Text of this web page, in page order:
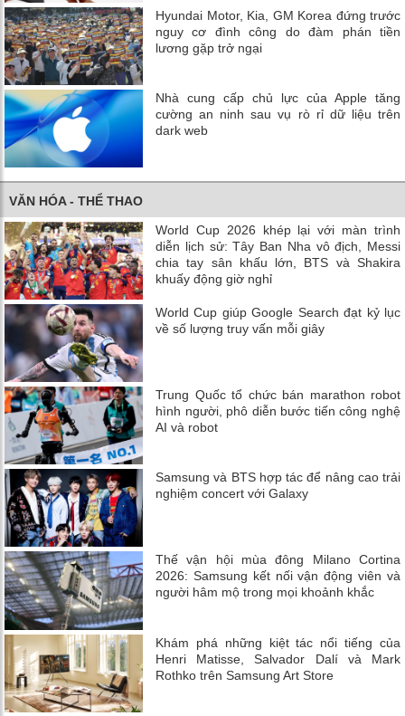
Hyundai Motor, Kia, GM Korea đứng trước
nguy cơ đình công do đàm phán tiền
lương gặp trở ngại
Nhà cung cấp chủ lực của Apple tăng
cường an ninh sau vụ rò rỉ dữ liệu trên
dark web
VĂN HÓA - THỂ THAO
World Cup 2026 khép lại với màn trình
diễn lịch sử: Tây Ban Nha vô địch, Messi
chia tay sân khấu lớn, BTS và Shakira
khuấy động giờ nghỉ
World Cup giúp Google Search đạt kỷ lục
về số lượng truy vấn mỗi giây
Trung Quốc tổ chức bán marathon robot
hình người, phô diễn bước tiến công nghệ
AI và robot
Samsung và BTS hợp tác để nâng cao trải
nghiệm concert với Galaxy
Thế vận hội mùa đông Milano Cortina
2026: Samsung kết nối vận động viên và
người hâm mộ trong mọi khoảnh khắc
Khám phá những kiệt tác nổi tiếng của
Henri Matisse, Salvador Dalí và Mark
Rothko trên Samsung Art Store